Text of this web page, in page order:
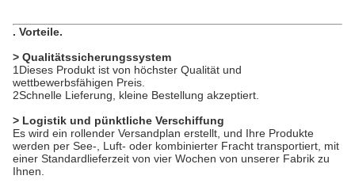
. Vorteile.
> Qualitätssicherungssystem
1Dieses Produkt ist von höchster Qualität und
wettbewerbsfähigen Preis.
2Schnelle Lieferung, kleine Bestellung akzeptiert.
> Logistik und pünktliche Verschiffung
Es wird ein rollender Versandplan erstellt, und Ihre Produkte
werden per See-, Luft- oder kombinierter Fracht transportiert, mit
einer Standardlieferzeit von vier Wochen von unserer Fabrik zu
Ihnen.